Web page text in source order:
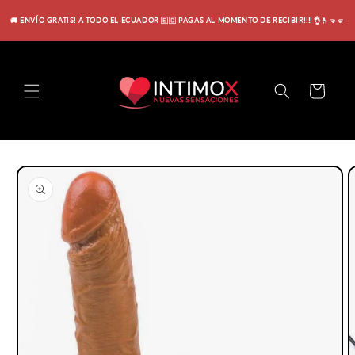
🚚 ENVÍO GRATIS! A TODO EL ECUADOR 🇪🇨 PAGAS AL MOMENTO DE RECIBIR!!!! 👌🫰🤜🤛
directamente
Carrito
directamente
información
del producto